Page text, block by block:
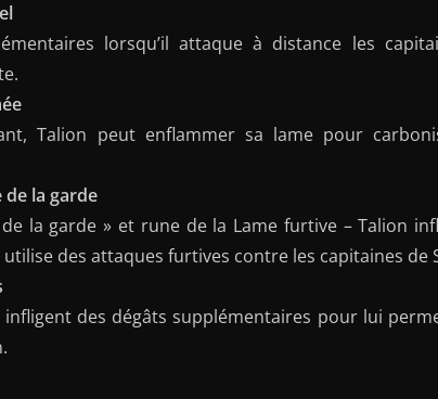
lorsqu’il attaque à distance les
Talion peut enflammer sa lame pour
la garde
la garde » et rune de la Lame furtive – Talion
des attaques furtives contre les capitaines de
infligent des dégâts supplémentaires pour lui